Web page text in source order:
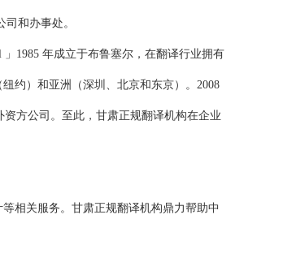
和办事处。
1985 年成立于布鲁塞尔，在翻译行业拥有
约）和亚洲（深圳、北京和东京）。2008
方公司。至此，甘肃正规翻译机构在企业
相关服务。甘肃正规翻译机构鼎力帮助中